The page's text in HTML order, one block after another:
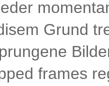
Grund
frames